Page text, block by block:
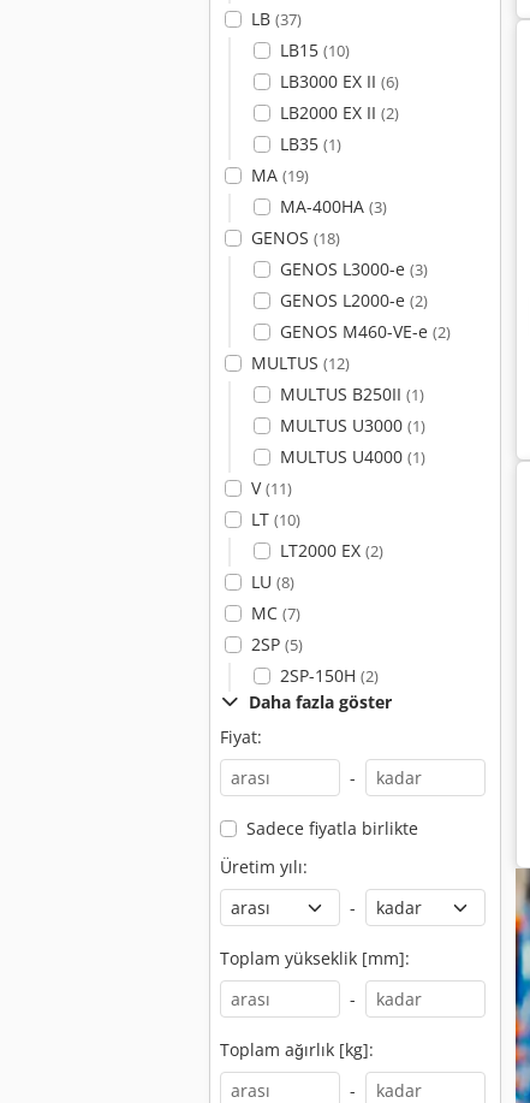
LB (37)
LB15 (10)
LB3000 EX II (6)
LB2000 EX II (2)
LB35 (1)
MA (19)
MA-400HA (3)
GENOS (18)
GENOS L3000-e (3)
GENOS L2000-e (2)
GENOS M460-VE-e (2)
MULTUS (12)
MULTUS B250II (1)
MULTUS U3000 (1)
MULTUS U4000 (1)
V(11)
LT (10)
LT2000 EX (2)
LU (8)
MC (7)
2SP (5)
2SP-150H (2)
Daha fazla göster
Fiyat:
-
Sadece fiyatla birlikte
Üretim yılı:
-
Toplam yükseklik [mm]:
-
Toplam ağırlık [kg]:
-